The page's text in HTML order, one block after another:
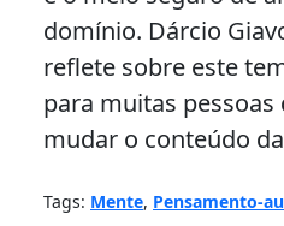
domínio. Dárcio
reflete sobre este
para muitas pessoas
mudar o conteúdo
Tags: Mente, Pensamento-